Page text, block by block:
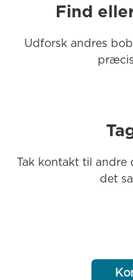
Find
Udforsk andres
Tak kontakt til andre
det